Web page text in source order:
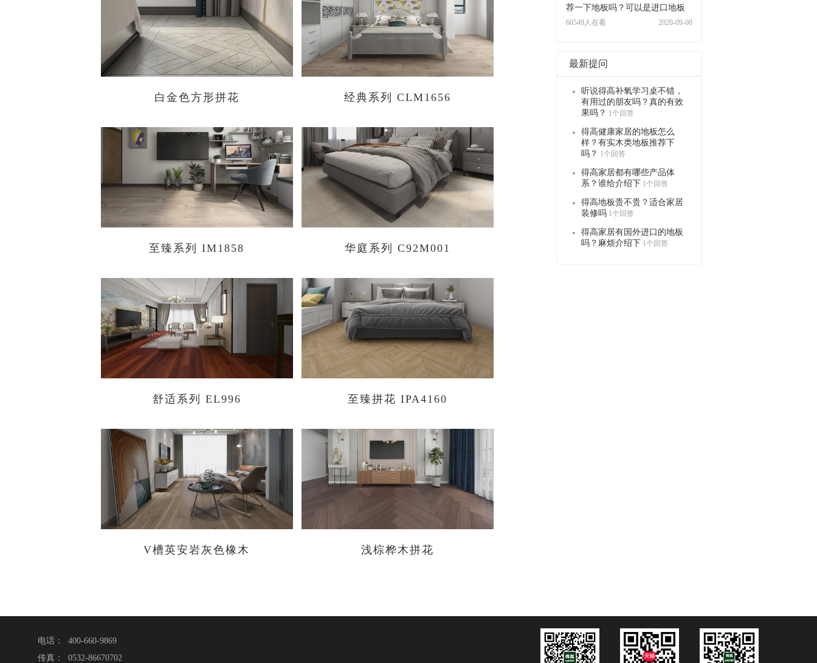
白金色方形拼花
至臻系列 IM1858
舒适系列 EL996
V槽英安岩灰色橡木
经典系列 CLM1656
华庭系列 C92M001
至臻拼花 IPA4160
浅棕桦木拼花
荐一下地板吗？可以是进口地板
60549人在看 2020-09-08
最新提问
听说得高补氧学习桌不错，
有用过的朋友吗？真的有效
果吗？ 1个回答
得高健康家居的地板怎么
样？有实木类地板推荐下
吗？ 1个回答
得高家居都有哪些产品体
系？谁给介绍下 1个回答
得高地板贵不贵？适合家居
装修吗 1个回答
得高家居有国外进口的地板
吗？麻烦介绍下 1个回答
电话： 400-660-9869
传真： 0532-86670702